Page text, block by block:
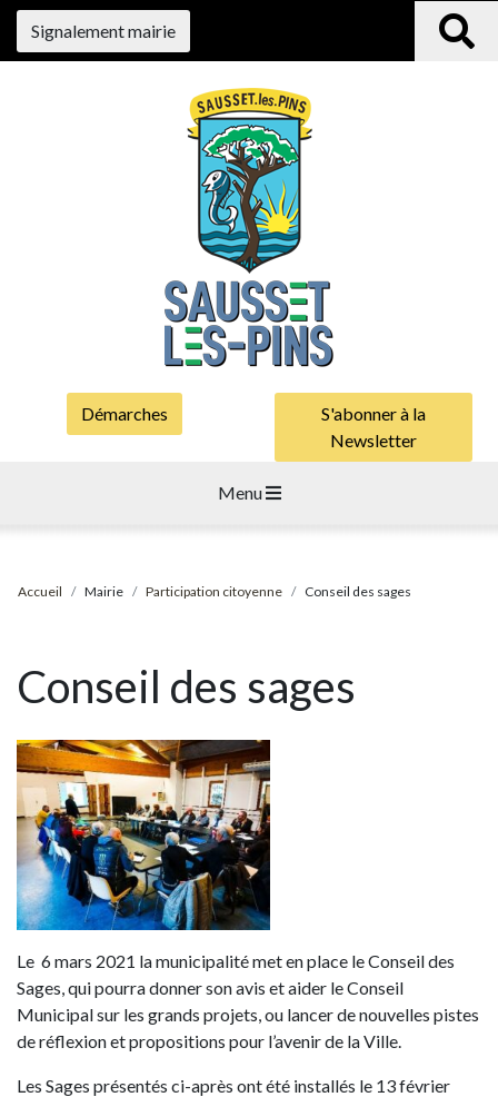
Signalement mairie
Démarches
S'abonner à la
Newsletter
Menu
Accueil Mairie Participation citoyenne Conseil des sages
Conseil des sages
Le 6 mars 2021 la municipalité met en place le Conseil des
Sages, qui pourra donner son avis et aider le Conseil
Municipal sur les grands projets, ou lancer de nouvelles pistes
de réflexion et propositions pour l’avenir de la Ville.
Les Sages présentés ci-après ont été installés le 13 février